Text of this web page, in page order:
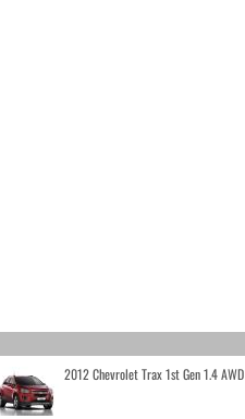
2012 Chevrolet Trax 1st Gen 1.4 AWD